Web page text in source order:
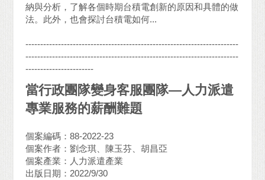
納與分析，了解各個時期台積電創新的原因和具體的做
法。此外，也會探討台積電如何...
------------------------------------------------------------------------
------------------------------------------------------------------------
-----------------------
當行政團隊變身客服團隊—人力派遣
專業服務的薪酬難題
個案編碼：88-2022-23
個案作者：劉念琪、陳玉芬、胡昌亞
個案產業：人力派遣產業
出版日期：2022/9/30